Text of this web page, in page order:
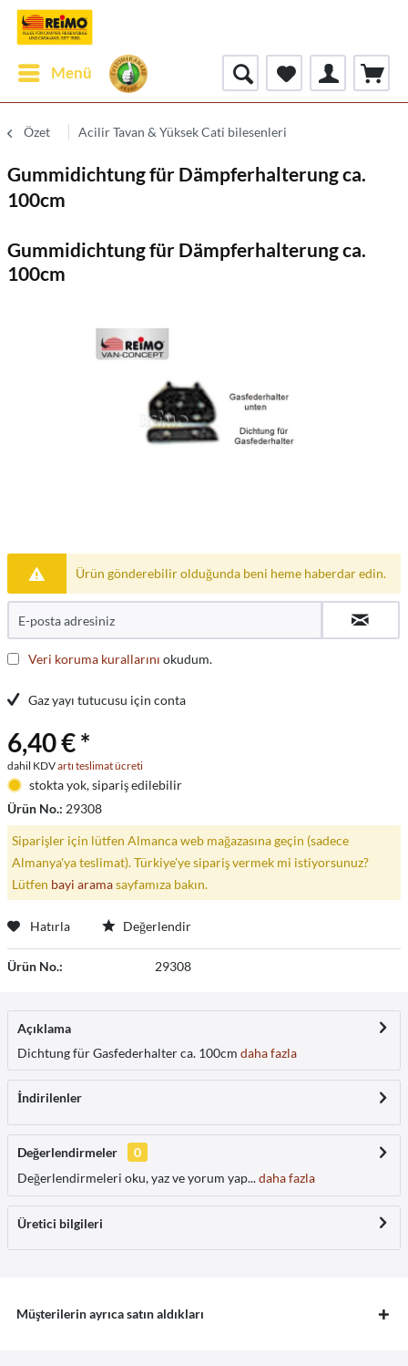
Menü
Özet Acilir Tavan & Yüksek Cati bilesenleri
Gummidichtung für Dämpferhalterung ca.
100cm
Gummidichtung für Dämpferhalterung ca.
100cm
Ürün gönderebilir olduğunda beni heme haberdar edin.
Veri koruma kurallarını okudum.
Gaz yayı tutucusu için conta
6,40 € *
dahil KDVartı teslimat ücreti
stokta yok, sipariş edilebilir
Ürün No.: 29308
Siparişler için lütfen Almanca web mağazasına geçin (sadece
Almanya'ya teslimat). Türkiye'ye sipariş vermek mi istiyorsunuz?
Lütfen bayi aramasayfamıza bakın.
Hatırla Değerlendir
Ürün No.: 29308
Açıklama
Dichtung für Gasfederhalter ca. 100cm daha fazla
İndirilenler
Değerlendirmeler
0
Değerlendirmeleri oku, yaz ve yorum yap...daha fazla
Üretici bilgileri
Müşterilerin ayrıca satın aldıkları